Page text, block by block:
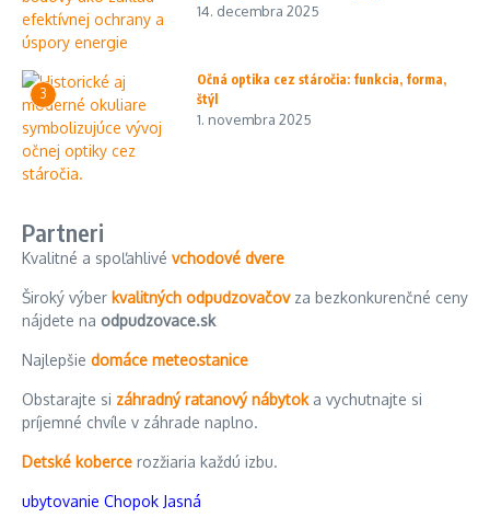
14. decembra 2025
3
Očná optika cez stáročia: funkcia, forma,
štýl
1. novembra 2025
Partneri
Kvalitné a spoľahlivé vchodové dvere
Široký výber kvalitných odpudzovačovza bezkonkurenčné ceny
nájdete na odpudzovace.sk
Najlepšie domáce meteostanice
Obstarajte si záhradný ratanový nábytoka vychutnajte si
príjemné chvíle v záhrade naplno.
Detské koberce rozžiaria každú izbu.
ubytovanie Chopok Jasná